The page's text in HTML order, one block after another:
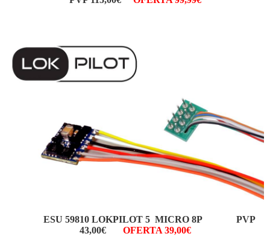
ESU 59810 LOKPILOT 5 MICRO 8P PVP
43,00€ OFERTA 39,00€